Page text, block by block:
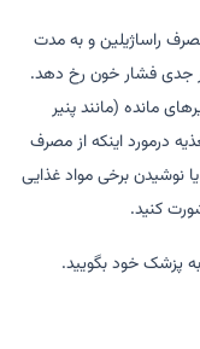
راساژیلین و به مدت
جدی فشار خون رخ دهد.
مانده (مانند پنیر
درمورد اینکه از مصرف
نوشیدن برخی مواد غذایی
کنید.
پزشک خود بگویید.